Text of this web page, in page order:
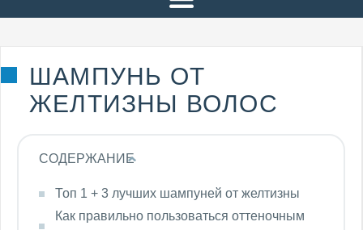
ШАМПУНЬ ОТ
ЖЕЛТИЗНЫ ВОЛОС
СОДЕРЖАНИЕ
Топ 1 + 3 лучших шампуней от желтизны
Как правильно пользоваться оттеночным